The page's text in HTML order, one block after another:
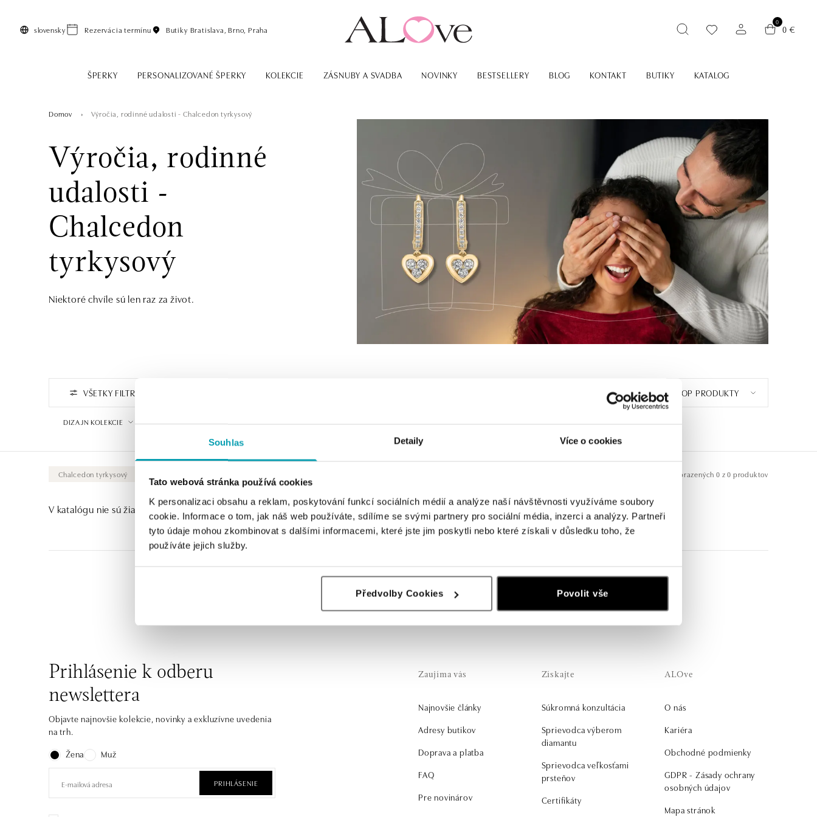
Souhlas Detaily Více o cookies
Tato webová stránka používá cookies
K personalizaci obsahu a reklam, poskytování funkcí sociálních médií a analýze naší návštěvnosti využíváme soubory
cookie. Informace o tom, jak náš web používáte, sdílíme se svými partnery pro sociální média, inzerci a analýzy. Partneři
tyto údaje mohou zkombinovat s dalšími informacemi, které jste jim poskytli nebo které získali v důsledku toho, že
používáte jejich služby.
Předvolby Cookies Povolit vše
slovensky Rezervácia termínu Butiky Bratislava, Brno, Praha
0
0 €
ŠPERKY PERSONALIZOVANÉ ŠPERKY KOLEKCIE ZÁSNUBY A SVADBA NOVINKY BESTSELLERY BLOG KONTAKT BUTIKY KATALOG
Domov Výročia, rodinné udalosti - Chalcedon tyrkysový
Výročia, rodinné
udalosti -
Chalcedon
tyrkysový
Niektoré chvíle sú len raz za život.
VŠETKY FILTRE VYBERTE TYP CENTRÁLNEHO KAMEŇA 1
DIZAJN KOLEKCIE VYBERTE SYMBOL
TOP PRODUKTY
Chalcedon tyrkysový Zobrazených 0 z 0 produktov
V katalógu nie sú žiadne produkty.
Prihlásenie k odberu
newslettera
Objavte najnovšie kolekcie, novinky a exkluzívne uvedenia
na trh.
Žena
Muž
PRIHLÁSENIE
Zaujíma vás
Najnovšie články
Adresy butikov
Doprava a platba
FAQ
Pre novinárov
Získajte
Súkromná konzultácia
Sprievodca výberom
diamantu
Sprievodca veľkosťami
prsteňov
Certifikáty
ALOve
O nás
Kariéra
Obchodné podmienky
GDPR - Zásady ochrany
osobných údajov
Mapa stránok